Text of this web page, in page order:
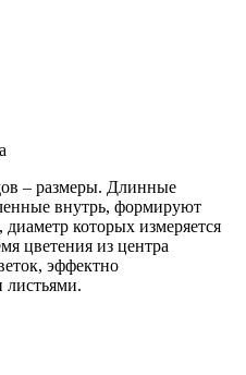
– размеры. Длинные
внутрь, формируют
которых измеряется
цветения из центра
эффектно